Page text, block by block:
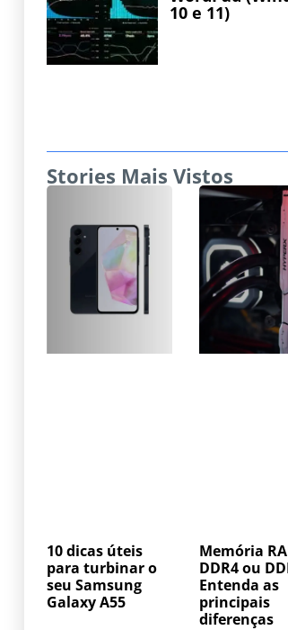
10 e 11)
Stories Mais Vistos
10 dicas úteis
para turbinar o
seu Samsung
Galaxy A55
Memória
DDR4 ou
Entenda as
principais
diferenças